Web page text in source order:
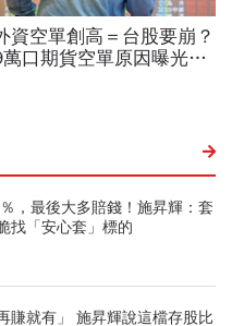
，最後大多賠錢！施昇輝：套
找「安心套」標的
賺就有」 施昇輝說這檔存股比